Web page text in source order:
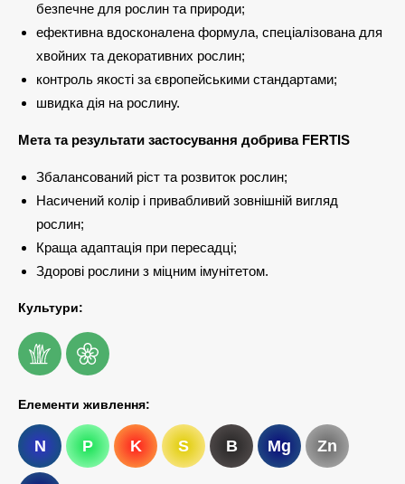
безпечне для рослин та природи;
ефективна вдосконалена формула, спеціалізована для
хвойних та декоративних рослин;
контроль якості за європейськими стандартами;
швидка дія на рослину.
Мета та результати застосування добрива FERTIS
Збалансований ріст та розвиток рослин;
Насичений колір і привабливий зовнішній вигляд
рослин;
Краща адаптація при пересадці;
Здорові рослини з міцним імунітетом.
Культури:
Елементи живлення:
N P K S B Mg Zn